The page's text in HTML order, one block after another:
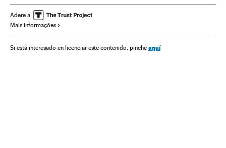
América Latina América do Sul
Medios de pago
Adere a
Mais informações
Si está interesado en licenciar este contenido, pinche aquí